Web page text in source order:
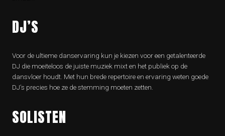
DJ’S
Voor de ultieme danservaring kun je kiezen voor een getalenteerde
DJ die moeiteloos de juiste muziek mixt en het publiek op de
dansvloer houdt. Met hun brede repertoire en ervaring weten goede
DJ’s precies hoe ze de stemming moeten zetten.
SOLISTEN